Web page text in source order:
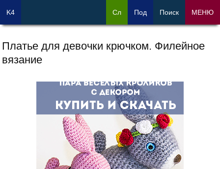
Платье для девочки крючком. Филейное
вязание
K4 Сл Под Поиск МЕНЮ